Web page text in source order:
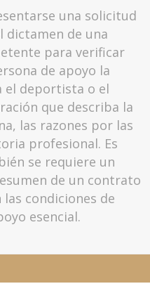
una solicitud
dictamen de una
para verificar
de apoyo la
el deportista o el
que describa la
las razones por las
profesional. Es
se requiere un
de un contrato
condiciones de
esencial.